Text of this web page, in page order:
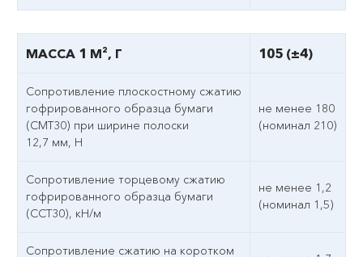
МАССА 1 М², Г 105 (±4)
Сопротивление плоскостному сжатию
гофрированного образца бумаги
(СМТ30) при ширине полоски
12,7 мм, Н
не менее 180
(номинал 210)
Сопротивление торцевому сжатию
гофрированного образца бумаги
(ССТ30), кН/м
не менее 1,2
(номинал 1,5)
Сопротивление сжатию на коротком